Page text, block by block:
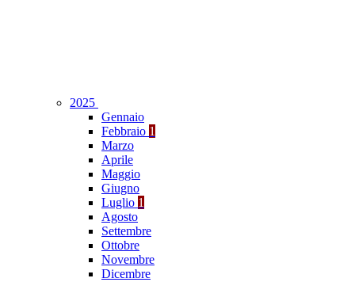
2025
Gennaio
Febbraio 1
Marzo
Aprile
Maggio
Giugno
Luglio 1
Agosto
Settembre
Ottobre
Novembre
Dicembre